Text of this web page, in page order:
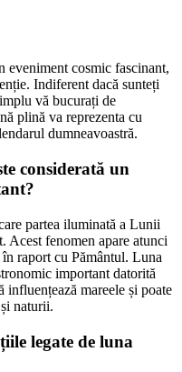
cosmic fascinant,
Indiferent dacă sunteți
vă bucurați de
plină va reprezenta cu
dumneavoastră.
considerată un
partea iluminată a Lunii
Acest fenomen apare atunci
raport cu Pământul. Luna
important datorită
influențează mareele și poate
naturii.
legate de luna